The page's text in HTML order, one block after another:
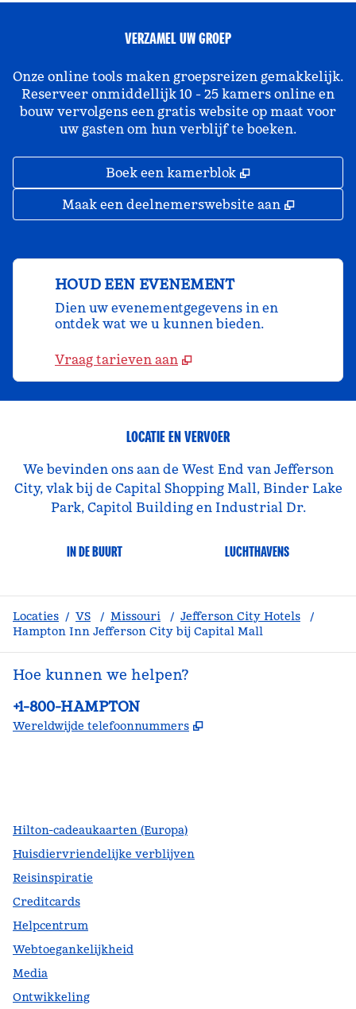
VERZAMEL UW GROEP
Onze online tools maken groepsreizen gemakkelijk.
Reserveer onmiddellijk 10 - 25 kamers online en
bouw vervolgens een gratis website op maat voor
uw gasten om hun verblijf te boeken.
Boek een kamerblok ,
Maak een deelnemerswebsite aan ,
HOUD EEN EVENEMENT
Dien uw evenementgegevens in en
ontdek wat we u kunnen bieden.
Vraag tarieven aan
LOCATIE EN VERVOER
We bevinden ons aan de West End van Jefferson
City, vlak bij de Capital Shopping Mall, Binder Lake
Park, Capitol Building en Industrial Dr.
IN DE BUURT LUCHTHAVENS
Locaties / VS / Missouri / Jefferson City Hotels
/
Hampton Inn Jefferson City bij Capital Mall
Hoe kunnen we helpen?
Telefoon:
+1-800-HAMPTON
Wereldwijde telefoonnummers ,
Hilton-cadeaukaarten (Europa)
Huisdiervriendelijke verblijven
Reisinspiratie
Creditcards
Helpcentrum
Webtoegankelijkheid
Media
Ontwikkeling